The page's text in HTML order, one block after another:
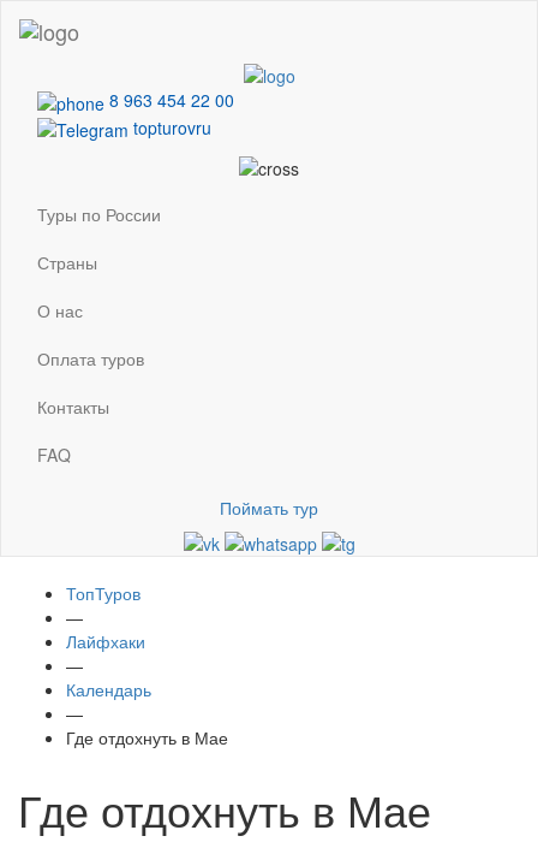
8 963 454 22 00
topturovru
Туры по России
Страны
О нас
Оплата туров
Контакты
FAQ
Поймать тур
ТопТуров
—
Лайфхаки
—
Календарь
—
Где отдохнуть в Мае
Где отдохнуть в Мае